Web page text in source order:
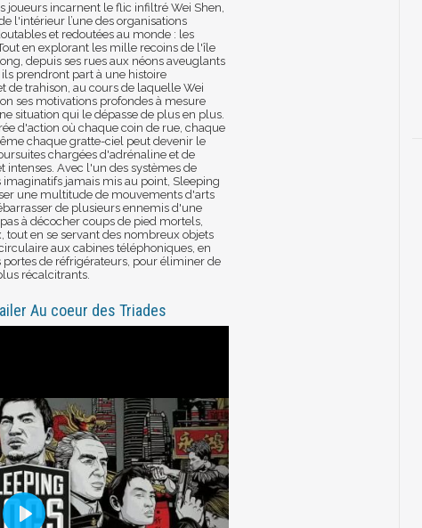
joueurs incarnent le flic infiltré Wei Shen,
l'intérieur l’une des organisations
et redoutées au monde : les
en explorant les mille recoins de l'île
depuis ses rues aux néons aveuglants
ils prendront part à une histoire
de trahison, au cours de laquelle Wei
ses motivations profondes à mesure
situation qui le dépasse de plus en plus.
d'action où chaque coin de rue, chaque
chaque gratte-ciel peut devenir le
chargées d'adrénaline et de
Avec l'un des systèmes de
jamais mis au point, Sleeping
une multitude de mouvements d'arts
de plusieurs ennemis d'une
à décocher coups de pied mortels,
tout en se servant des nombreux objets
aux cabines téléphoniques, en
de réfrigérateurs, pour éliminer de
récalcitrants.
Au coeur des Triades